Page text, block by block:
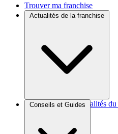
Trouver ma franchise
Actualités de la franchise
Brèves et actus Actualités du
Conseils et Guides